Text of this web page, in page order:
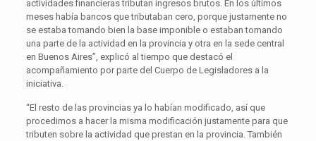
actividades financieras tributan ingresos brutos. En los últimos
meses había bancos que tributaban cero, porque justamente no
se estaba tomando bien la base imponible o estaban tomando
una parte de la actividad en la provincia y otra en la sede central
en Buenos Aires”, explicó al tiempo que destacó el
acompañamiento por parte del Cuerpo de Legisladores a la
iniciativa.
“El resto de las provincias ya lo habían modificado, así que
procedimos a hacer la misma modificación justamente para que
tributen sobre la actividad que prestan en la provincia. También